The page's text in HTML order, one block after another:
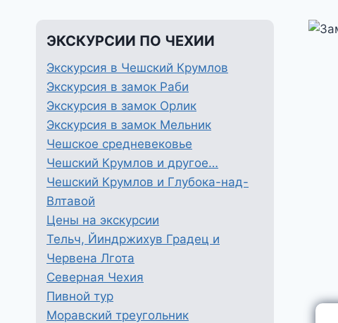
ЭКСКУРСИИ ПО ЧЕХИИ
Экскурсия в Чешский Крумлов
Экскурсия в замок Раби
Экскурсия в замок Орлик
Экскурсия в замок Мельник
Чешское средневековье
Чешский Крумлов и другое…
Чешский Крумлов и Глубока-над-
Влтавой
Цены на экскурсии
Тельч, Йиндржихув Градец и
Червена Лгота
Северная Чехия
Пивной тур
Моравский треугольник